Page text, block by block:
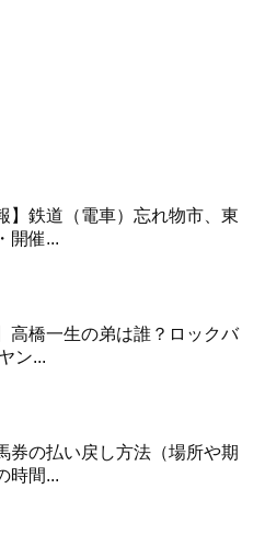
】鉄道（電車）忘れ物市、東
開催...
高橋一生の弟は誰？ロックバ
ン...
券の払い戻し方法（場所や期
時間...